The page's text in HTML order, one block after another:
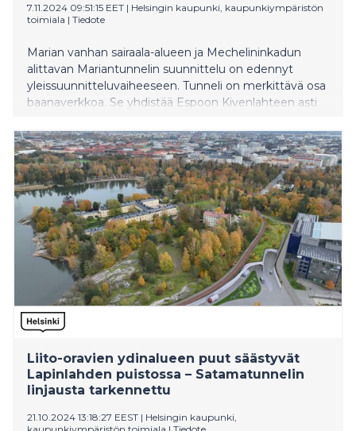
7.11.2024 09:51:15 EET | Helsingin kaupunki, kaupunkiympäristön
toimiala | Tiedote
Marian vanhan sairaala-alueen ja Mechelininkadun
alittavan Mariantunnelin suunnittelu on edennyt
yleissuunnitteluvaiheeseen. Tunneli on merkittävä osa
baanaverkkoa. Se yhdistää Espoon Kivenlahteen asti
baanaverkkoon. Suunnitelma etenee poliittiseen
päätöksentekoon tammikuussa, ja siitä voi jättää
mielipiteitä 25. marraskuuta asti.
Liito-oravien ydinalueen puut säästyvät
Lapinlahden puistossa – Satamatunnelin
linjausta tarkennettu
21.10.2024 13:18:27 EEST | Helsingin kaupunki,